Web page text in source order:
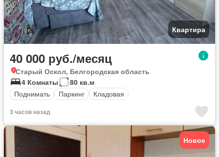
Квартира
40 000 руб./месяц
Старый Оскол, Белгородская область
4 Комнаты
80 кв.м
Поднимать
Паркинг Кладовая
3 часов назад
Новое